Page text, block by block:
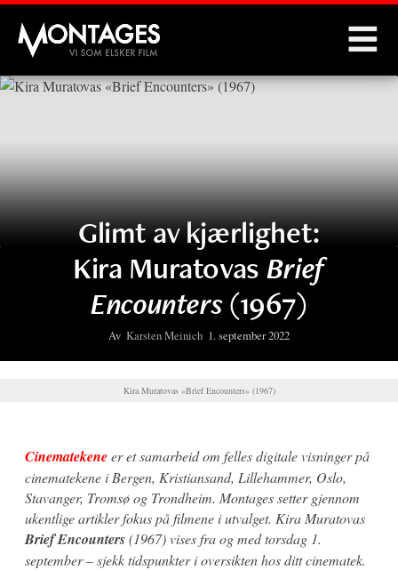
Montages
Glimt av kjærlighet:
Kira Muratovas Brief
Encounters(1967)
Av Karsten Meinich 1. september 2022
Kira Muratovas «Brief Encounters» (1967)
Cinematekeneer et samarbeid om felles digitale visninger på
cinematekene i Bergen, Kristiansand, Lillehammer, Oslo,
Stavanger, Tromsø og Trondheim. Montages setter gjennom
ukentlige artikler fokus på filmene i utvalget. Kira Muratovas
Brief Encounters(1967) vises fra og med torsdag 1.
september – sjekk tidspunkter i oversikten hos ditt cinematek.